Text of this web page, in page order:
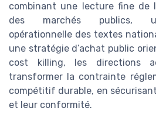
combinant une lecture fine de
des marchés publics,
opérationnelle des textes
une stratégie d’achat public
cost killing, les directions
transformer la contrainte
compétitif durable, en
et leur conformité.